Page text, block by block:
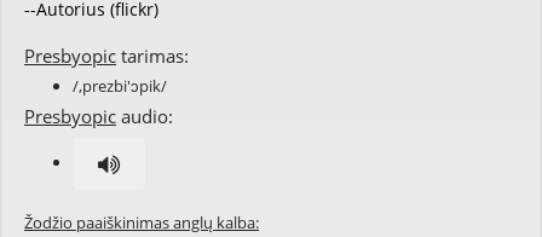
--Autorius (flickr)
Presbyopic tarimas:
/,prezbi'ɔpik/
Presbyopic audio:
Žodžio paaiškinimas anglų kalba: